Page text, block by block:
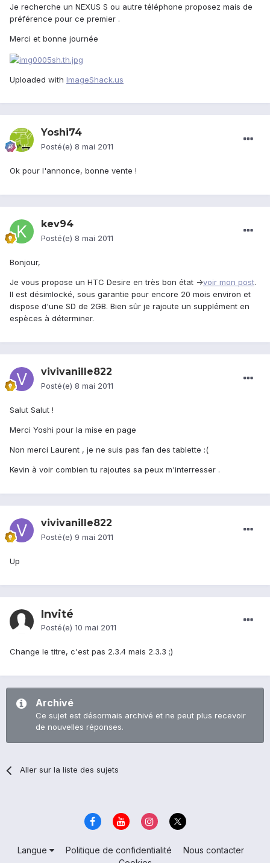
Je recherche un NEXUS S ou autre téléphone proposez mais de
préférence pour ce premier .
Merci et bonne journée
Uploaded with ImageShack.us
Yoshi74
Posté(e) 8 mai 2011
Ok pour l'annonce, bonne vente !
kev94
Posté(e) 8 mai 2011
Bonjour,
Je vous propose un HTC Desire en très bon état ->voir mon post.
Il est désimlocké, sous garantie pour encore 20 mois environ et
dispose d'une SD de 2GB. Bien sûr je rajoute un supplément en
espèces à déterminer.
vivivanille822
Posté(e) 8 mai 2011
Salut Salut !
Merci Yoshi pour la mise en page
Non merci Laurent , je ne suis pas fan des tablette :(
Kevin à voir combien tu rajoutes sa peux m'interresser .
vivivanille822
Posté(e) 9 mai 2011
Up
Invité
Posté(e) 10 mai 2011
Change le titre, c'est pas 2.3.4 mais 2.3.3 ;)
Archivé
Ce sujet est désormais archivé et ne peut plus recevoir
de nouvelles réponses.
Aller sur la liste des sujets
Langue Politique de confidentialité
Nous contacter